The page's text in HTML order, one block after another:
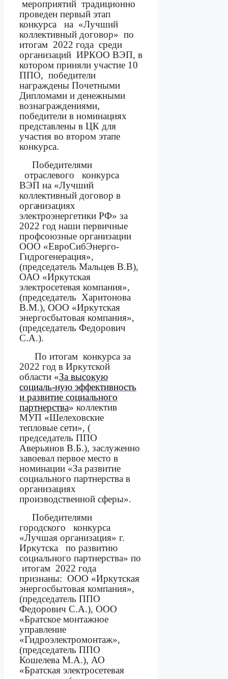
мероприятий традиционно
проведен первый этап
конкурса
на «Лучший
коллективный договор» по
итогам 2022 года среди
организаций ИРКОО ВЭП, в
котором приняли участие 10
ППО, победители
награждены Почетными
Дипломами и денежными
вознаграждениями,
победители в номинациях
представлены в ЦК для
участия во втором этапе
конкурса.
Победителями
отраслевого
конкурса
ВЭП на «Лучший
коллективный договор в
организациях
электроэнергетики РФ» за
2022 год наши первичные
профсоюзные организации
ООО «ЕвроСибЭнерго-
Гидрогенерация»,
(председатель Мальцев В.В),
ОАО «Иркутская
электросетевая компания»,
(председатель Харитонова
В.М.), ООО «Иркутская
энергосбытовая компания»,
(председатель Федорович
С.А.).
По итогам конкурса за
2022 год в Иркутской
области «За высокую
социаль-ную эффективность
и развитие социального
партнерства» коллектив
МУП «Шелеховские
тепловые сети», (
председатель ППО
Аверьянов В.Б.), заслуженно
завоевал первое место в
номинации «За развитие
социального партнерства в
организациях
производственной сферы».
Победителями
городского
конкурса
«Лучшая организация» г.
Иркутска
по развитию
социального партнерства» по
итогам 2022 года
признаны: ООО «Иркутская
энергосбытовая компания»,
(председатель ППО
Федорович С.А.), ООО
«Братское монтажное
управление
«Гидроэлектромонтаж»,
(председатель ППО
Кошелева М.А.), АО
«Братская электросетевая